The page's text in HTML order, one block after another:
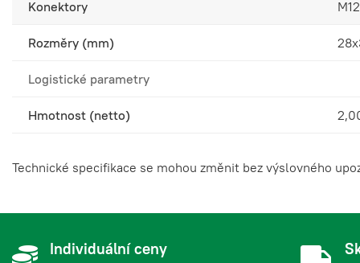
ReeR 1110031 EOS4
1110033 ReeR 1110033 EOS4
1110034 ReeR 1110034 EOS4
Konektory
Rozměry (mm)
Logistické parametry
Hmotnost (netto)
Technické specifikace se mohou změnit bez výslovného
Individuální ceny